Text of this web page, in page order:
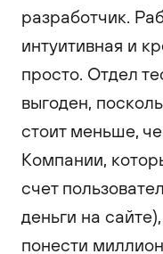
разработчик.
интуитивная и
просто. Отдел
выгоден,
стоит меньше,
Компании,
счет
деньги на
понести